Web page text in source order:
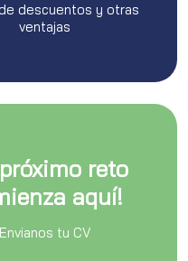
descuentos y otras
ventajas
próximo reto
aquí!
Envianos tu CV